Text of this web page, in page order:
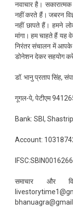
नवाचार है।
नहीं करते हैं। जबरन
नहीं छापते हैं। हमने
मांगा। हम चाहते हैं यह
निरंतर संचालन में आपके
डोनेशन देकर सहयोग
डॉ. भानु प्रताप सिंह,
गूगल-पे, पेटीएम
Bank: SBI,
Account:
IFSC:SBIN0016266
समाचार और